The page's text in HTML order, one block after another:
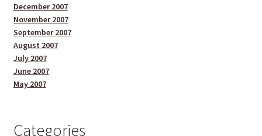
December 2007
November 2007
September 2007
August 2007
July 2007
June 2007
May 2007
Categories